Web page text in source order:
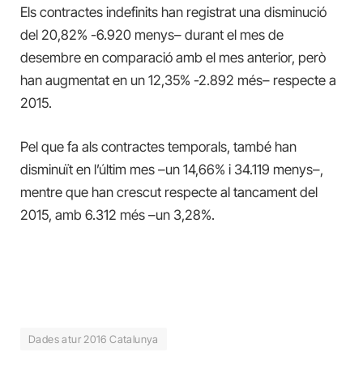
Els contractes indefinits han registrat una disminució
del 20,82% -6.920 menys– durant el mes de
desembre en comparació amb el mes anterior, però
han augmentat en un 12,35% -2.892 més– respecte a
2015.
Pel que fa als contractes temporals, també han
disminuït en l’últim mes –un 14,66% i 34.119 menys–,
mentre que han crescut respecte al tancament del
2015, amb 6.312 més –un 3,28%.
Dades atur 2016 Catalunya